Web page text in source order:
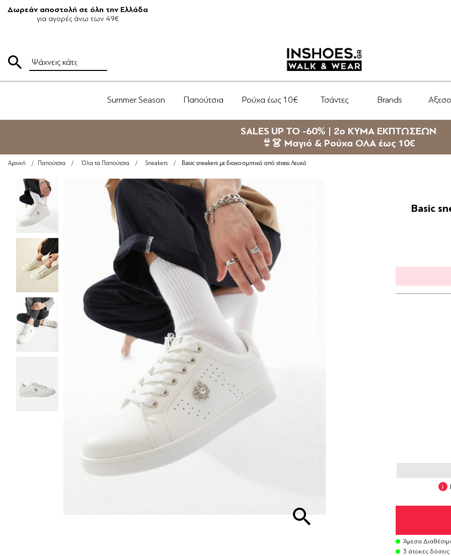
Δωρεάν αποστολή σε όλη την Ελλάδα
για αγορές άνω των 49€
Summer Season Παπούτσια Ρούχα έως 10€ Τσάντες Brands
SALES UP TO -60% | 2ο ΚΥΜΑ ΕΚΠΤΩΣΕΩΝ
👙👗 Μαγιό & Ρούχα ΟΛΑ έως 10€
Αρχική / Παπούτσια / Όλα τα Παπούτσια / Sneakers / Basic sneakers με διακοσμητικό από strass Λευκό
Basic
Άμεσα
3 άτοκες